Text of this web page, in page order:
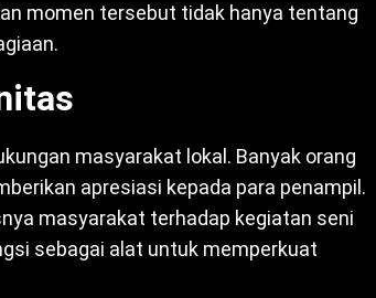
momen tersebut tidak hanya tentang
masyarakat lokal. Banyak orang
apresiasi kepada para penampil.
masyarakat terhadap kegiatan seni
sebagai alat untuk memperkuat